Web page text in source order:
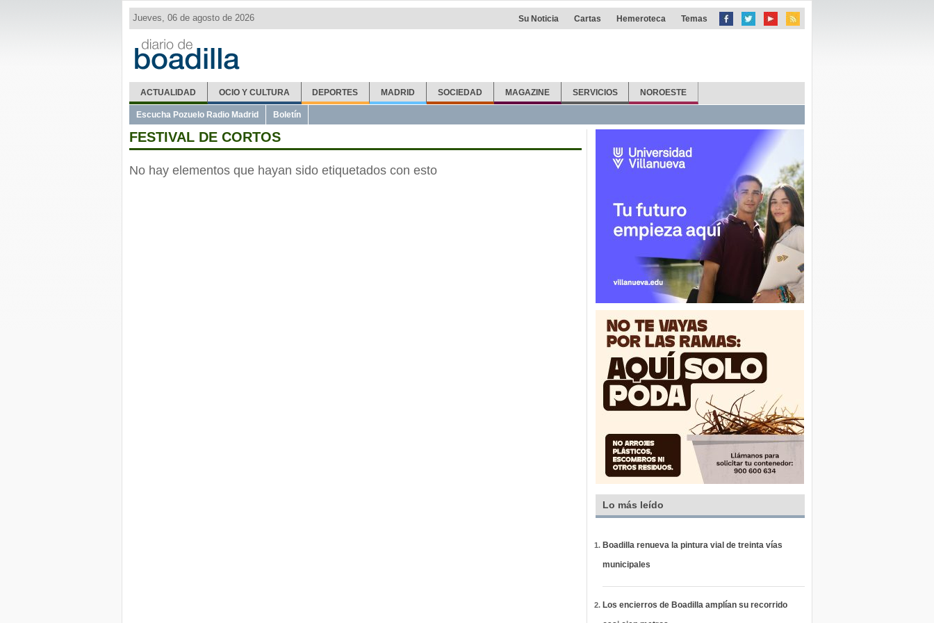
Jueves, 06 de agosto de 2026 Su Noticia Cartas Hemeroteca Temas
ACTUALIDAD OCIO Y CULTURA DEPORTES MADRID SOCIEDAD MAGAZINE SERVICIOS NOROESTE
Escucha Pozuelo Radio Madrid Boletín
FESTIVAL DE CORTOS
No hay elementos que hayan sido etiquetados con esto
Lo más leído
Boadilla renueva la pintura vial de treinta vías
municipales
Los encierros de Boadilla amplían su recorrido